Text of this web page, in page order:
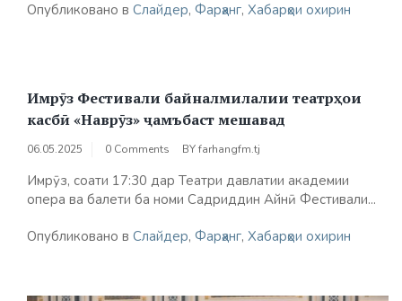
Опубликовано в Слайдер, Фарҳанг, Хабарҳои охирин
Имрӯз Фестивали байналмилалии театрҳои
касбӣ «Наврӯз» ҷамъбаст мешавад
06.05.2025 0 Comments BYfarhangfm.tj
Имрӯз, соати 17:30 дар Театри давлатии академии
опера ва балети ба номи Садриддин Айнӣ Фестивали...
Опубликовано в Слайдер, Фарҳанг, Хабарҳои охирин